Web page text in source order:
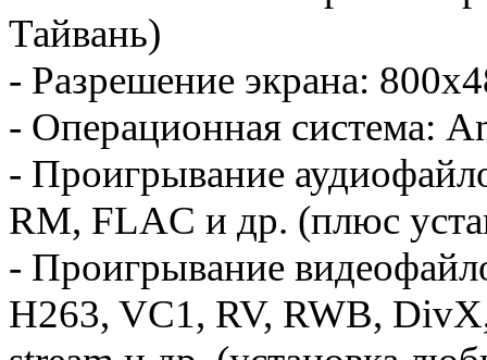
Тайвань)
- Разрешение экрана:
- Операционная система:
- Проигрывание
RM, FLAC и др. (плюс
- Проигрывание
H263, VC1, RV, RWB,